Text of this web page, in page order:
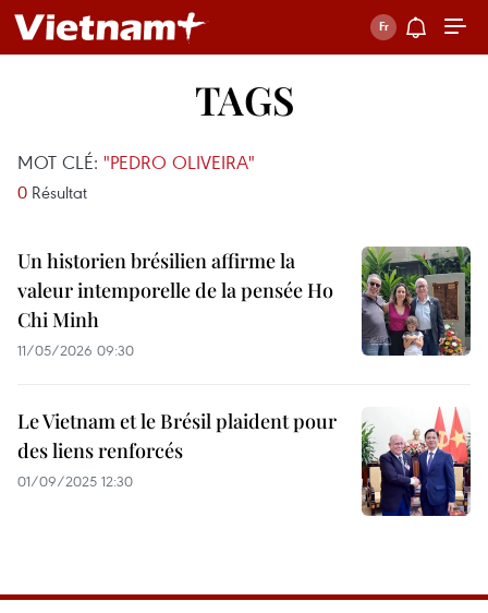
TAGS
MOT CLÉ: "PEDRO OLIVEIRA"
0 Résultat
Un historien brésilien affirme la
valeur intemporelle de la pensée Ho
Chi Minh
11/05/2026 09:30
Le Vietnam et le Brésil plaident pour
des liens renforcés
01/09/2025 12:30